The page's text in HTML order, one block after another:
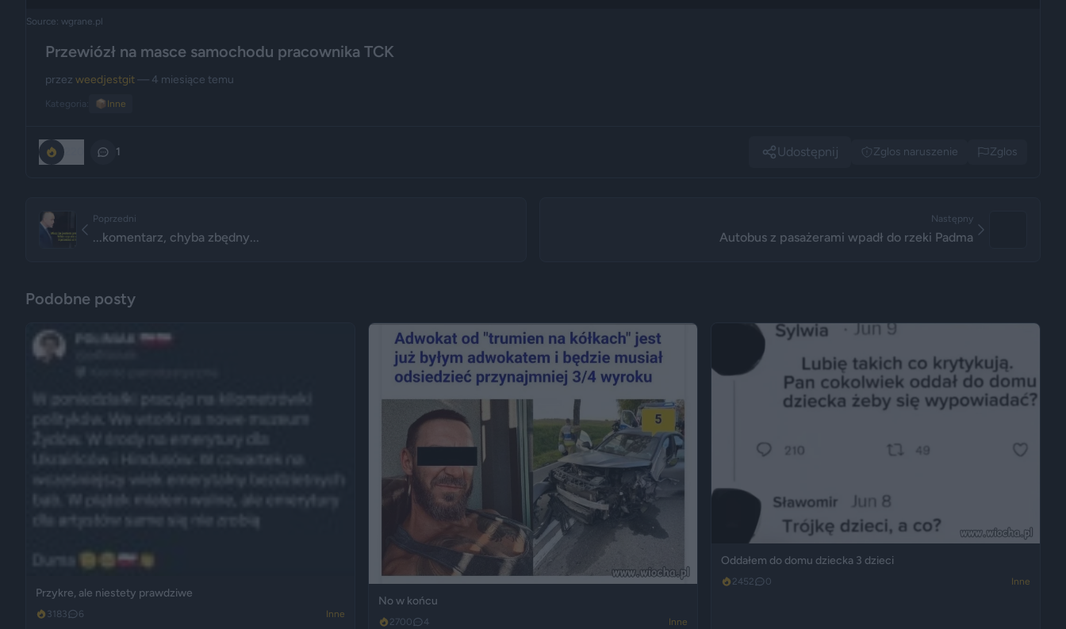
Source: wgrane.pl
Przewiózł na masce samochodu pracownika TCK
przez weedjestgit— 4 miesiące temu
Kategoria: 📦 Inne
1 Udostępnij Zglos naruszenie Zglos
Poprzedni
...komentarz, chyba zbędny...
Następny
Autobus z pasażerami wpadł do rzeki Padma
Podobne posty
Przykre, ale niestety prawdziwe
3183 6 Inne
No w końcu
2700 4 Inne
Oddałem do domu dziecka 3 dzieci
2452 0 Inne